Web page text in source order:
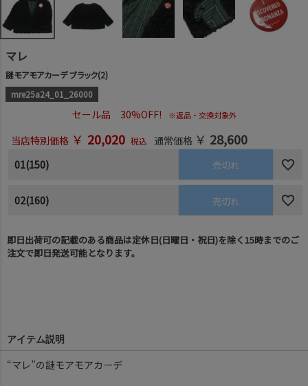
マレ
謎モアモアカーデ ブラック(2)
mre25a24_01_26000
セール品 30%OFF! ※返品・交換対象外
当店特別価格 ￥ 20,020 税込 通常価格 ￥ 28,600
01(150) 売切れ
02(160) 売切れ
即日出荷可の記載のある商品は定休日(日曜日・祝日)を除く15時までのご
注文で即日発送可能となります。
アイテム説明
“マレ”の謎モアモアカーデ